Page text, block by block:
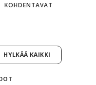
KOHDENTAVAT
HYLKÄÄ KAIKKI